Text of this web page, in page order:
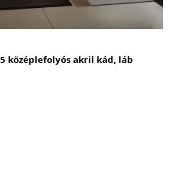
középlefolyós akril kád, láb